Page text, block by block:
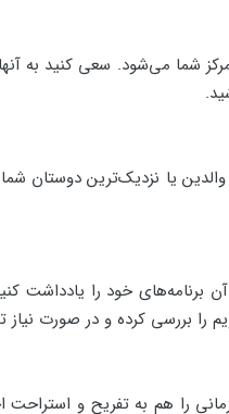
می‌شود. سعی کنید به
والدین یا نزدیک‌ترین
خود را یادداشت
را بررسی کرده و در صورت نیاز
را هم به تفریح و